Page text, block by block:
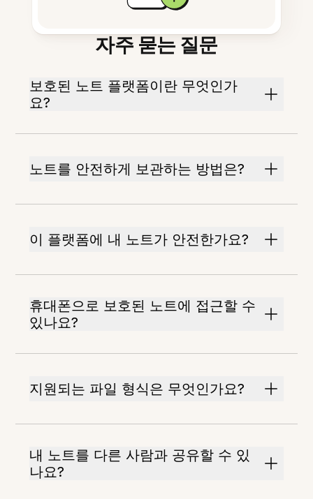
자주 묻는 질문
보호된 노트 플랫폼이란 무엇인가
요?
노트를 안전하게 보관하는 방법은?
이 플랫폼에 내 노트가 안전한가요?
휴대폰으로 보호된 노트에 접근할 수
있나요?
지원되는 파일 형식은 무엇인가요?
내 노트를 다른 사람과 공유할 수 있
나요?